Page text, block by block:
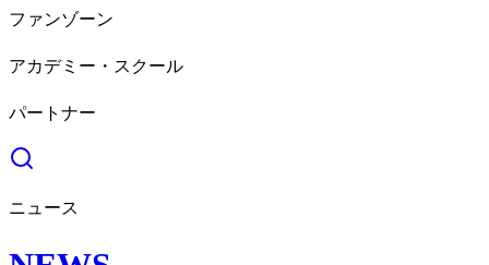
ファンゾーン
アカデミー・スクール
パートナー
ニュース